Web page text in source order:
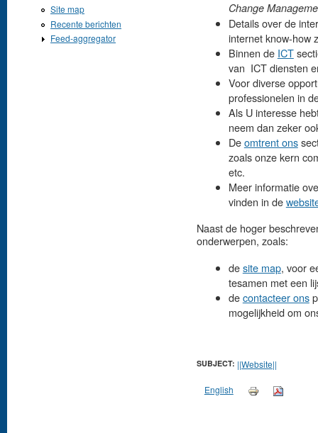
Change
Details over de
internet know-how
Binnen de ICT
van ICT diensten
Voor diverse
professionelen in
Als U interesse
neem dan zeker
Deomtrent ons
zoals onze kern
etc.
Meer informatie
vinden in de
Naast de hoger
onderwerpen, zoals:
desite map, voor
tesamen met een
decontacteer ons
mogelijkheid om
SUBJECT: ||Website||
English
Site map
Recente berichten
Feed-aggregator